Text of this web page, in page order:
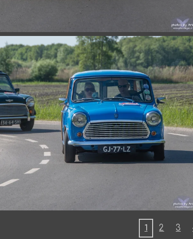
1 2 3